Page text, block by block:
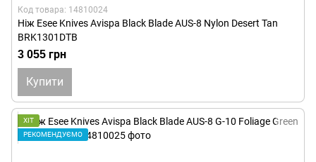
Код товара: 14810024
Ніж Esee Knives Avispa Black Blade AUS-8 Nylon Desert Tan
BRK1301DTB
3 055 грн
Купити
ХІТ
РЕКОМЕНДУЄМО